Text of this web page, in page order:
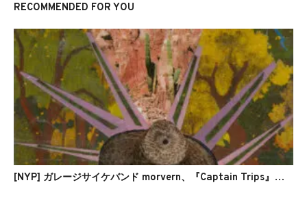
RECOMMENDED FOR YOU
[NYP] ガレージサイケバンド morvern、『Captain Trips』を発表